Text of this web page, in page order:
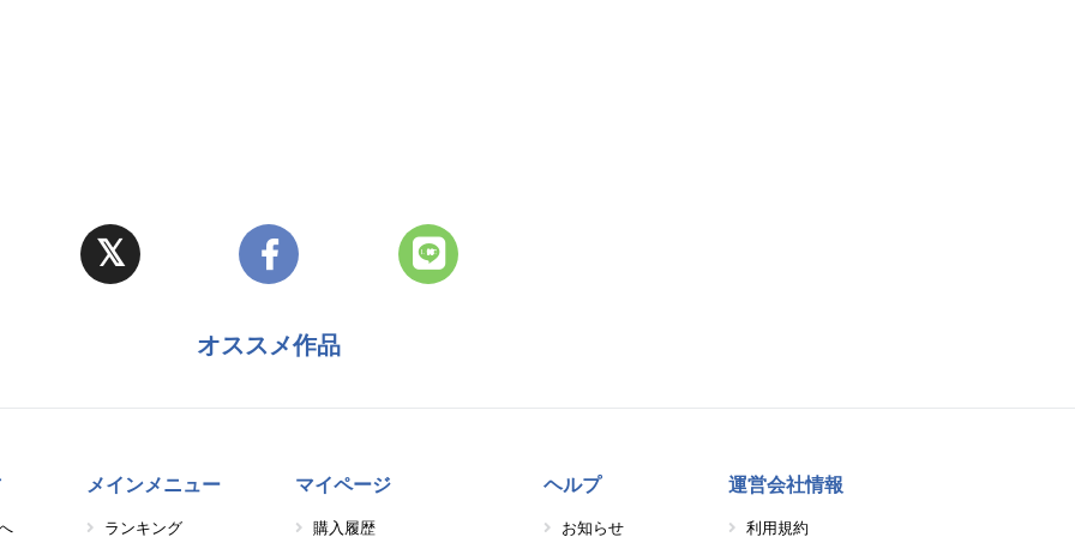
オススメ作品
メインメニュー
ランキング
マイページ
購入履歴
ヘルプ
お知らせ
運営会社情報
利用規約